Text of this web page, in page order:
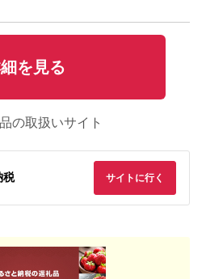
を見る
の取扱いサイト
税 サイトに行く